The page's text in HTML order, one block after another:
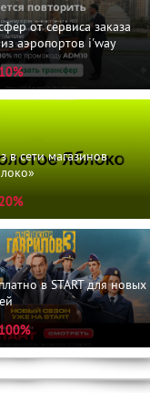
от сервиса заказа
аэропортов i'way
в сети магазинов
в START для новых